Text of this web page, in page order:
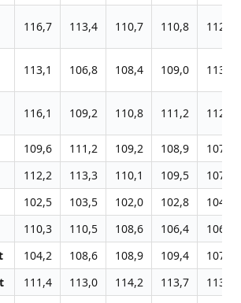
116,7 113,4 110,7 110,8 112,1
113,1 106,8 108,4 109,0 113,3
116,1 109,2 110,8 111,2 112,5
109,6 111,2 109,2 108,9
107,6
112,2 113,3 110,1 109,5
107,3
102,5 103,5 102,0 102,8
104,2
110,3 110,5 108,6 106,4
106,8
104,2 108,6 108,9 109,4
107,9
111,4 113,0 114,2 113,7
113,5